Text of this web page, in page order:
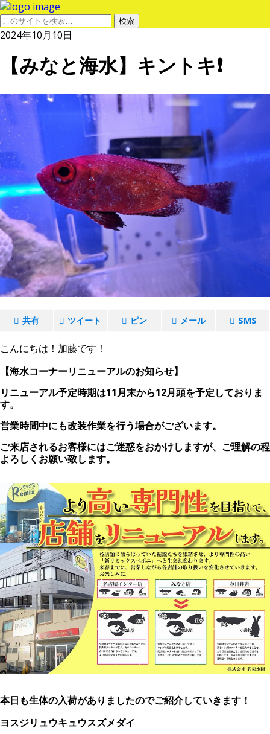
2024年10月10日
【みなと海水】キントキ❗️
共有 ツイート ピン メール SMS
こんにちは！加藤です！
【海水コーナーリニューアルのお知らせ】
リニューアル予定時期は11月末から12月頭を予定しておりま
す。
営業時間中にも改装作業を行う場合がございます。
ご来店されるお客様にはご迷惑をおかけしますが、ご理解の程
よろしくお願い致します。
本日も生体の入荷がありましたのでご紹介していきます！
ヨスジリュウキュウスズメダイ